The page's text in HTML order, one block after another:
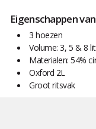
Eigenschappen
3 hoezen
Volume: 3, 5 & 8
Materialen: 54%
Oxford 2L
Groot ritsvak